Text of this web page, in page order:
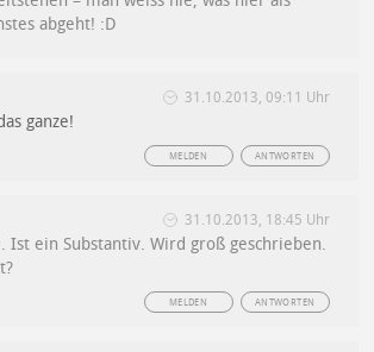
abgeht! :D
31.10.2013, 09:11 Uhr
ganze!
ANTWORTEN
MELDEN
31.10.2013, 18:45 Uhr
Ist ein Substantiv. Wird groß geschrieben.
ANTWORTEN
MELDEN